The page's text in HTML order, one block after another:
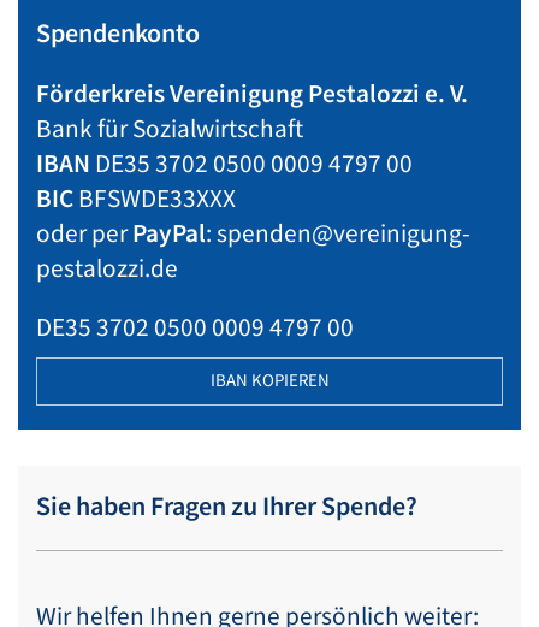
Spendenkonto
Förderkreis Vereinigung Pestalozzi e. V.
Bank für Sozialwirtschaft
IBAN DE35 3702 0500 0009 4797 00
BIC BFSWDE33XXX
oder perPayPal: spenden@vereinigung-
pestalozzi.de
DE35 3702 0500 0009 4797 00
IBAN KOPIEREN
Sie haben Fragen zu Ihrer Spende?
Wir helfen Ihnen gerne persönlich weiter: